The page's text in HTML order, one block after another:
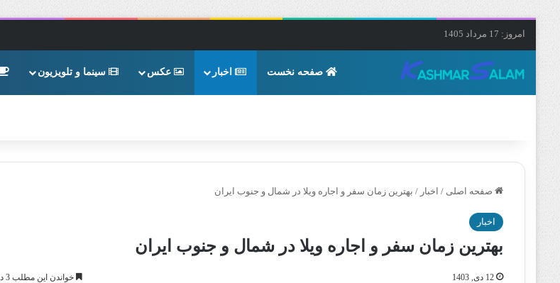
امروز: 17 مرداد 1405
صفحه نخست اخبار عکس سینما و تلویزیون
صفحه اصلی / اخبار / بهترین زمان سفر و اجاره ویلا در شمال و جنوب ایران
اخبار
بهترین زمان سفر و اجاره ویلا در شمال و جنوب ایران
12 دی, 1403 خواندن این مطلب 3 دقیقه زمان میبرد